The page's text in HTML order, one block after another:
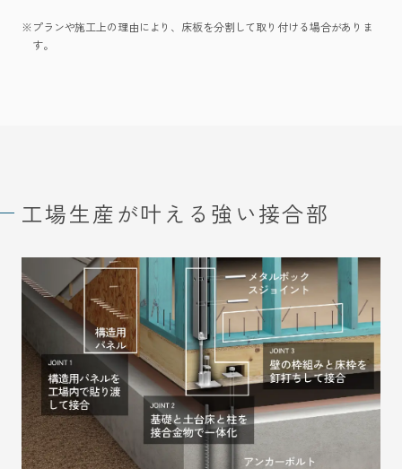
※プランや施工上の理由により、床板を分割して取り付ける場合がありま
す。
工場生産が叶える 強い接合部